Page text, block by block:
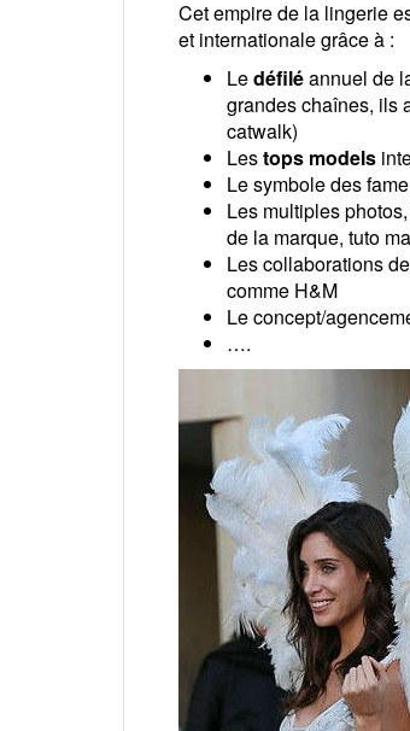
Cet empire de la lingerie
et internationale grâce à :
Ledéfiléannuel de
grandes chaînes, ils
catwalk)
Lestops models
Le symbole des
Les multiples
de la marque, tuto
Les collaborations
comme H&M
Le concept/
….